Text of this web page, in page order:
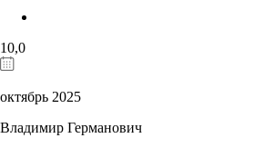
10,0
октябрь 2025
Владимир Германович